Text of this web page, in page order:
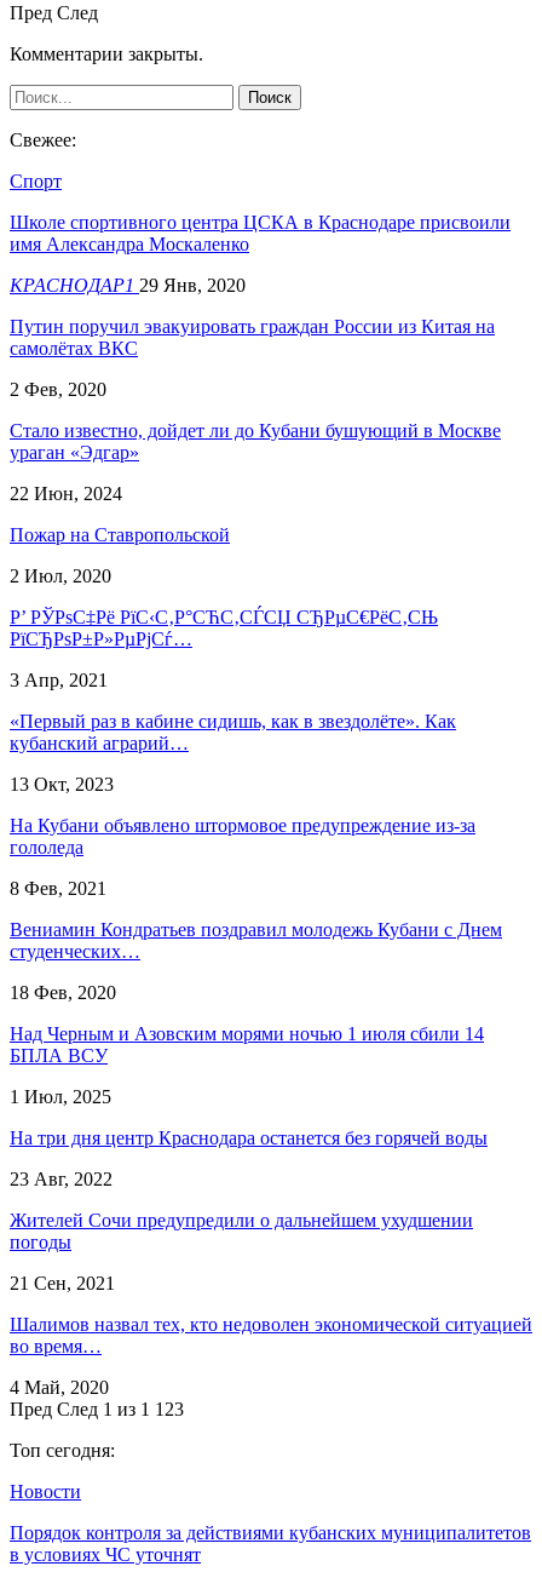
Пред След
Комментарии закрыты.
Свежее:
Спорт
Школе спортивного центра ЦСКА в Краснодаре присвоили
имя Александра Москаленко
КРАСНОДАР1 29 Янв, 2020
Путин поручил эвакуировать граждан России из Китая на
самолётах ВКС
2 Фев, 2020
Стало известно, дойдет ли до Кубани бушующий в Москве
ураган «Эдгар»
22 Июн, 2024
Пожар на Ставропольской
2 Июл, 2020
Р’ РЎРѕС‡Рё РїС‹С‚Р°СЋС‚СЃСЏ СЂРµС€РёС‚СЊ
РїСЂРѕР±Р»РµРјСѓ…
3 Апр, 2021
«Первый раз в кабине сидишь, как в звездолёте». Как
кубанский аграрий…
13 Окт, 2023
На Кубани объявлено штормовое предупреждение из-за
гололеда
8 Фев, 2021
Вениамин Кондратьев поздравил молодежь Кубани с Днем
студенческих…
18 Фев, 2020
Над Черным и Азовским морями ночью 1 июля сбили 14
БПЛА ВСУ
1 Июл, 2025
​На три дня центр Краснодара останется без горячей воды
23 Авг, 2022
Жителей Сочи предупредили о дальнейшем ухудшении
погоды
21 Сен, 2021
Шалимов назвал тех, кто недоволен экономической ситуацией
во время…
4 Май, 2020
Пред След 1 из 1 123
Топ сегодня:
Новости
Порядок контроля за действиями кубанских муниципалитетов
в условиях ЧС уточнят